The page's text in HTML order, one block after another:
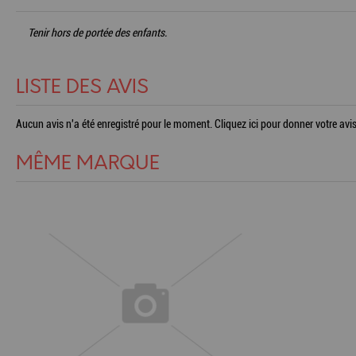
Tenir hors de portée des enfants.
LISTE DES AVIS
Aucun avis n'a été enregistré pour le moment. Cliquez ici pour donner votre
MÊME MARQUE